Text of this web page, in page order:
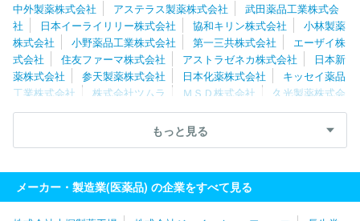
中外製薬株式会社 アステラス製薬株式会社
武田薬品工業株式会
社
日本イーライリリー株式会社 協和キリン株式会社
小林製薬
株式会社
小野薬品工業株式会社 第一三共株式会社
エーザイ株
式会社
住友ファーマ株式会社 アストラゼネカ株式会社
日本新
薬株式会社
参天製薬株式会社 日本化薬株式会社
キッセイ薬品
工業株式会社
株式会社ツムラ ＭＳＤ株式会社
久光製薬株式会
社
常盤薬品工業株式会社 あすか製薬株式会社
杏林製薬株式会
陽進堂ホールディングス株式会社
千寿製
薬株式会社
東メディック株式会社
もっと見る
メーカー・製造業(医薬品) の企業をすべて見る